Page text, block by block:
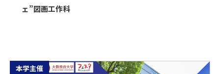
ェ”図画工作科
本学主催